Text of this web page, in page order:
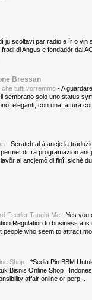
ju scoltavi par radio e îr o vin
di Angus e fondadôr dai
Bressan
che tutti vorremmo -A guardare
sembrano solo uno status
eleganti, con una fattura
- Scratch al à ancje la
di fra programazion
al ancjemò di finî, sichè
Feeder Taught Me - Yes you
Regulation to business a is
who seem to attract
Shop - *Sedia Pin BBM
Bisnis Online Shop |
affair online or perp...